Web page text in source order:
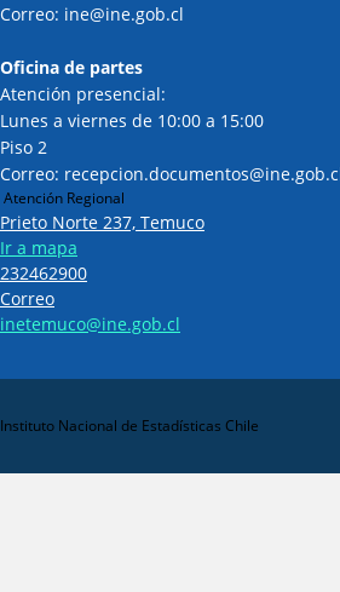
Correo: ine@ine.gob.cl
Oficina de partes
Atención presencial:
Lunes a viernes de 10:00 a 15:00
Piso 2
Correo:
Atención Regional
Prieto Norte 237, Temuco
Ir a mapa
232462900
Correo
inetemuco@ine.gob.cl
Instituto Nacional de Estadísticas Chile